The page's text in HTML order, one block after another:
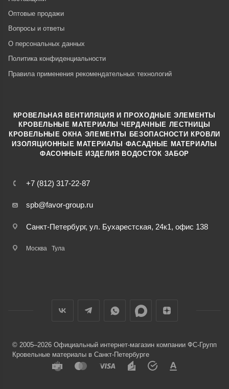
Оптовые продажи
Вопросы и ответы
О персональных данных
Политика конфиденциальности
Правила применения рекомендательных технологий
+7 (812) 317-22-87
spb@favor-group.ru
Санкт-Петербург, ул. Бухарестская, 24к1, офис 138
Москва Тула
КРОВЕЛЬНАЯ ВЕНТИЛЯЦИЯ И ПРОХОДНЫЕ ЭЛЕМЕНТЫ
КРОВЕЛЬНЫЕ МАТЕРИАЛЫ ·ЧЕРДАЧНЫЕ ЛЕСТНИЦЫ
КРОВЕЛЬНЫЕ ОКНА ·ЭЛЕМЕНТЫ БЕЗОПАСНОСТИ КРОВЛИ
ИЗОЛЯЦИОННЫЕ МАТЕРИАЛЫ ·ФАСАДНЫЕ МАТЕРИАЛЫ
ФАСОННЫЕ ИЗДЕЛИЯ·ВОДОСТОК ·ЗАБОР
© 2005–2026 Официальный интернет-магазин компании ФС-Групп
Кровельные материалы в Санкт-Петербурге